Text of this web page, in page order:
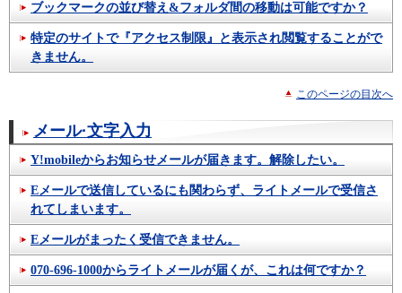
ブックマークの並び替え&フォルダ間の移動は可能ですか？
特定のサイトで『アクセス制限』と表示され閲覧することがで
きません。
このページの目次へ
メール·文字入力
Y!mobileからお知らせメールが届きます。解除したい。
Eメールで送信しているにも関わらず、ライトメールで受信さ
れてしまいます。
Eメールがまったく受信できません。
070-696-1000からライトメールが届くが、これは何ですか？